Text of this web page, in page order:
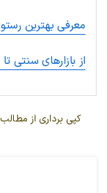
معرفی بهترین
از بازارهای سنتی
کپی برداری از